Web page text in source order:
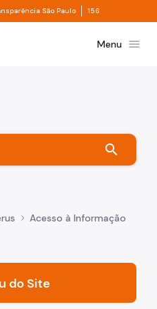
de acesso à informação
São Paulo Divisor de
156
PauloMenu menu
search
Acesso à Informação
do Site